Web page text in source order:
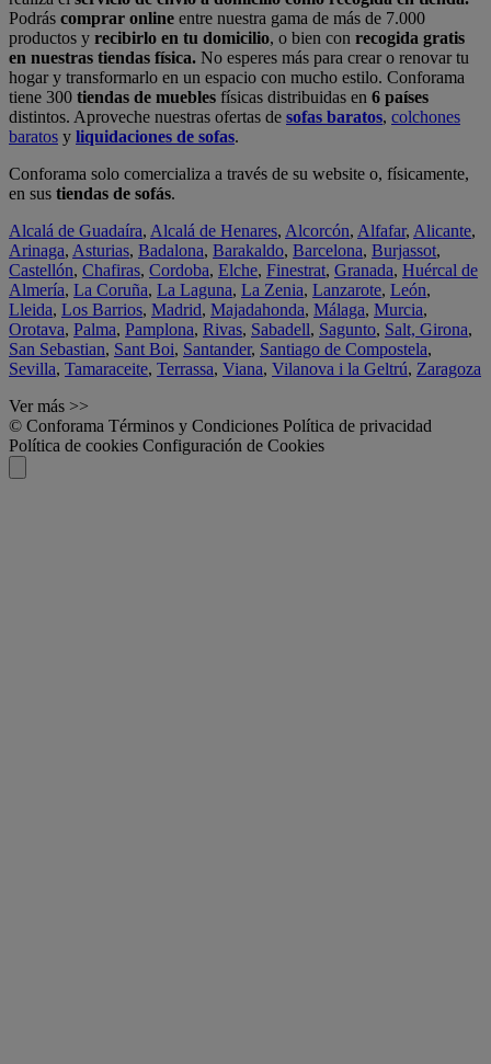
Podrás comprar online entre nuestra gama de más de 7.000
productos y recibirlo en tu domicilio, o bien con recogida gratis
en nuestras tiendas física. No esperes más para crear o renovar tu
hogar y transformarlo en un espacio con mucho estilo. Conforama
tiene 300 tiendas de muebles físicas distribuidas en 6 países
distintos. Aproveche nuestras ofertas de sofas baratos, colchones
baratos y liquidaciones de sofas.
Conforama solo comercializa a través de su website o, físicamente,
en sus tiendas de sofás.
Alcalá de Guadaíra, Alcalá de Henares, Alcorcón, Alfafar, Alicante,
Arinaga, Asturias, Badalona, Barakaldo, Barcelona, Burjassot,
Castellón, Chafiras, Cordoba, Elche, Finestrat, Granada, Huércal de
Almería, La Coruña, La Laguna, La Zenia, Lanzarote, León,
Lleida, Los Barrios, Madrid, Majadahonda, Málaga, Murcia,
Orotava, Palma, Pamplona, Rivas, Sabadell, Sagunto, Salt, Girona,
San Sebastian, Sant Boi, Santander, Santiago de Compostela,
Sevilla, Tamaraceite, Terrassa, Viana, Vilanova i la Geltrú, Zaragoza
Ver más >>
© Conforama Términos y Condiciones Política de privacidad
Política de cookies Configuración de Cookies